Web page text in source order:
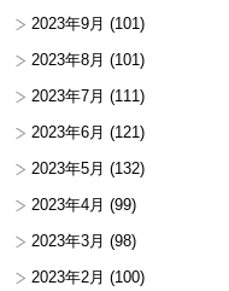
2023年9月 (101)
2023年8月 (101)
2023年7月 (111)
2023年6月 (121)
2023年5月 (132)
2023年4月 (99)
2023年3月 (98)
2023年2月 (100)